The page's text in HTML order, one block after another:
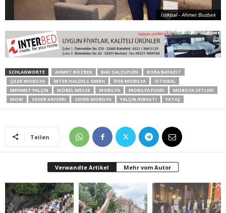
İstikbal - Ahmet Bozbek
SCHLAGWORTE AHMET BOZBEK BAD SALZUFLEN
BORA BAYAZIT
ÇILEK MOBILYA
İNTER HALDELS GMBH İPEK MOBILYA
İSTIKBAL
MEHMET YALÇIN
MÖBEL MESSE MOBILYA MOBILYA FUARI
MOBILYA SETLERI
MOW
SEHER KAYSERI SEHER MOBILYA YALÇIN AYBASTI YATAŞ
Teilen
Verwandte Artikel Mehr vom Autor